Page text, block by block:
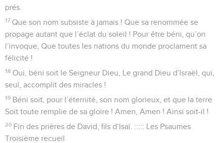
prés.
17 Que son nom subsiste à jamais ! Que sa renommée se
propage autant que l’éclat du soleil ! Pour être béni, qu’on
l’invoque, Que toutes les nations du monde proclament sa
félicité !
18 Oui, béni soit le Seigneur Dieu, Le grand Dieu d’Israël, qui,
seul, accomplit des miracles !
19 Béni soit, pour l’éternité, son nom glorieux, et que la terre
Soit toute remplie de sa gloire ! Amen, Amen ! Ainsi soit-il !
20 Fin des prières de David, fils d’Isaï. ::::: Les Psaumes
Troisième recueil